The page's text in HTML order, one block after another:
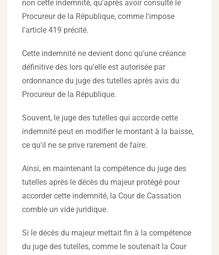
non cette indemnité, qu'après avoir consulté le
Procureur de la République, comme l'impose
l'article 419 précité.
Cette indemnité ne devient donc qu'une créance
définitive dès lors qu'elle est autorisée par
ordonnance du juge des tutelles après avis du
Procureur de la République.
Souvent, le juge des tutelles qui accorde cette
indemnité peut en modifier le montant à la baisse,
ce qu'il ne se prive rarement de faire.
Ainsi, en maintenant la compétence du juge des
tutelles après le décès du majeur protégé pour
accorder cette indemnité, la Cour de Cassation
comble un vide juridique.
Si le décès du majeur mettait fin à la compétence
du juge des tutelles, comme le soutenait la Cour